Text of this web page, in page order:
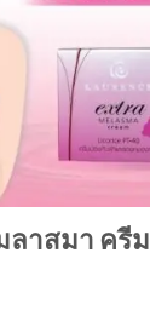
ลาสมา ครีม